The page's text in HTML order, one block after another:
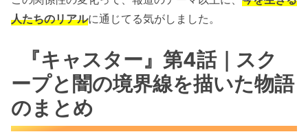
人たちのリアルに通じてる気がしました。
『キャスター』第4話｜スク
ープと闇の境界線を描いた物語
のまとめ